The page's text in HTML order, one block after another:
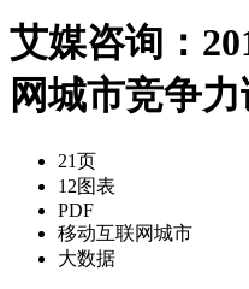
艾媒咨询：
网城市竞争
21页
12图表
PDF
移动互联网城市
大数据